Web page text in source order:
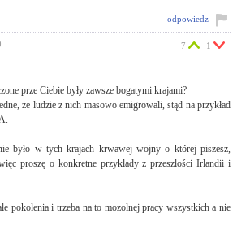
odpowiedz
prze Ciebie były zawsze bogatymi krajami?
że ludzie z nich masowo emigrowali, stąd na przykład
było w tych krajach krwawej wojny o której piszesz,
proszę o konkretne przykłady z przeszłości Irlandii i
pokolenia i trzeba na to mozolnej pracy wszystkich a nie
7 1